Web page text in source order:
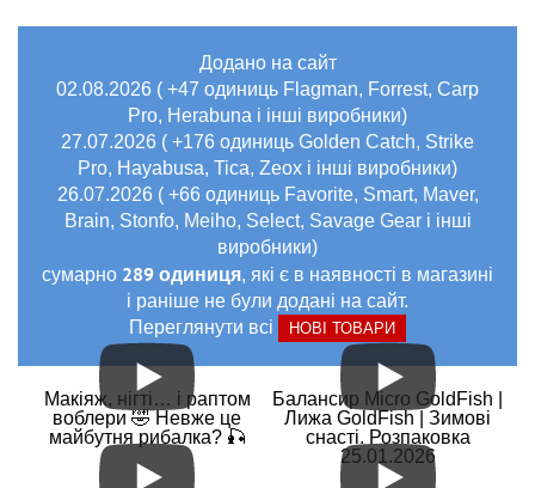
Додано на сайт
02.08.2026 ( +47 одиниць Flagman, Forrest, Carp
Pro, Herabuna і інші виробники)
27.07.2026 ( +176 одиниць Golden Catch, Strike
Pro, Hayabusa, Tica, Zeox і інші виробники)
26.07.2026 ( +66 одиниць Favorite, Smart, Maver,
Brain, Stonfo, Meiho, Select, Savage Gear і інші
виробники)
сумарно 289 одиниця, які є в наявності в магазині
і раніше не були додані на сайт.
Переглянути всі
НОВІ ТОВАРИ
Макіяж, нігті… і раптом
воблери 🤣 Невже це
майбутня рибалка? 🎣
Балансир Micro GoldFish |
Лижа GoldFish | Зимові
снасті. Розпаковка
25.01.2026